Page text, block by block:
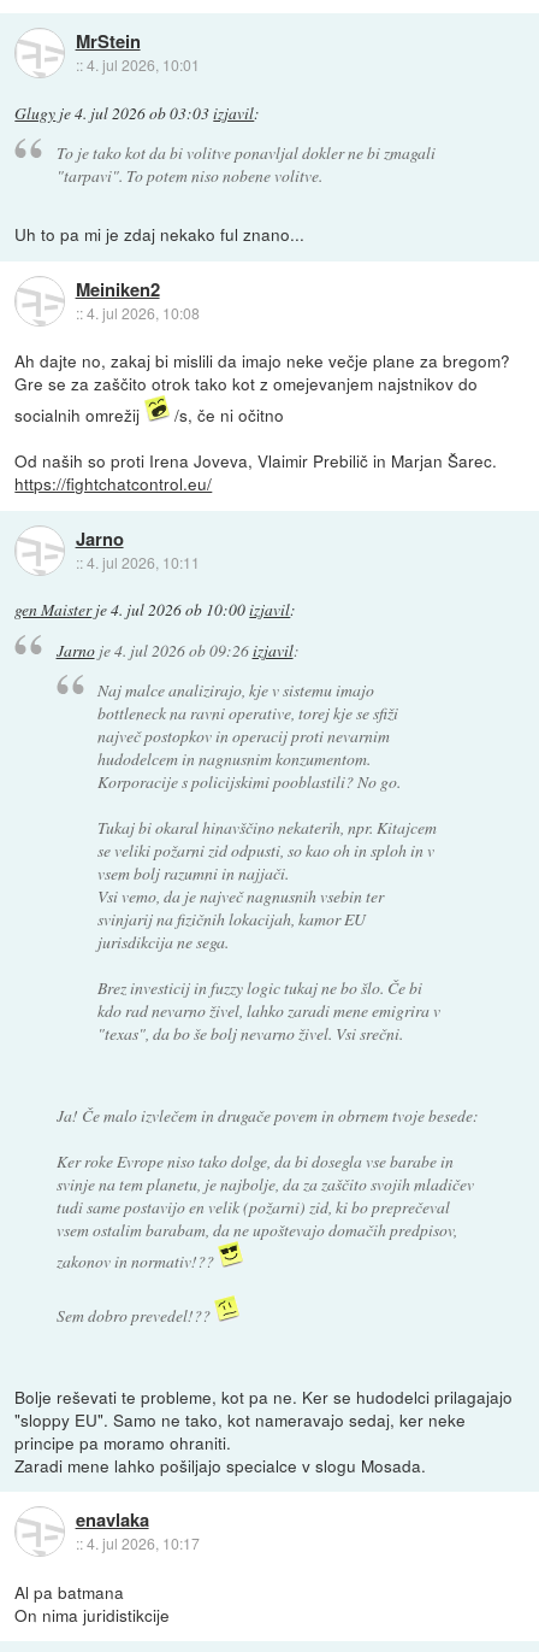
MrStein
::4. jul 2026, 10:01
Glugy je4. jul 2026 ob 03:03izjavil:
To je tako kot da bi volitve ponavljal dokler ne bi zmagali
"tarpavi". To potem niso nobene volitve.
Uh to pa mi je zdaj nekako ful znano...
Meiniken2
::4. jul 2026, 10:08
Ah dajte no, zakaj bi mislili da imajo neke večje plane za bregom?
Gre se za zaščito otrok tako kot z omejevanjem najstnikov do
socialnih omrežij
/s, če ni očitno
Od naših so proti Irena Joveva, Vlaimir Prebilič in Marjan Šarec.
https://fightchatcontrol.eu/
Jarno
::4. jul 2026, 10:11
gen Maisterje4. jul 2026 ob 10:00izjavil:
Jarnoje4. jul 2026 ob 09:26izjavil:
Naj malce analizirajo, kje v sistemu imajo
bottleneck na ravni operative, torej kje se sfiži
največ postopkov in operacij proti nevarnim
hudodelcem in nagnusnim konzumentom.
Korporacije s policijskimi pooblastili? No go.
Tukaj bi okaral hinavščino nekaterih, npr. Kitajcem
se veliki požarni zid odpusti, so kao oh in sploh in v
vsem bolj razumni in najjači.
Vsi vemo, da je največ nagnusnih vsebin ter
svinjarij na fizičnih lokacijah, kamor EU
jurisdikcija ne sega.
Brez investicij in fuzzy logic tukaj ne bo šlo. Če bi
kdo rad nevarno živel, lahko zaradi mene emigrira v
"texas", da bo še bolj nevarno živel. Vsi srečni.
Ja! Če malo izvlečem in drugače povem in obrnem tvoje besede:
Ker roke Evrope niso tako dolge, da bi dosegla vse barabe in
svinje na tem planetu, je najbolje, da za zaščito svojih mladičev
tudi same postavijo en velik (požarni) zid, ki bo preprečeval
vsem ostalim barabam, da ne upoštevajo domačih predpisov,
zakonov in normativ!??
Sem dobro prevedel!??
Bolje reševati te probleme, kot pa ne. Ker se hudodelci prilagajajo
"sloppy EU". Samo ne tako, kot nameravajo sedaj, ker neke
principe pa moramo ohraniti.
Zaradi mene lahko pošiljajo specialce v slogu Mosada.
enavlaka
::4. jul 2026, 10:17
Al pa batmana
On nima juridistikcije